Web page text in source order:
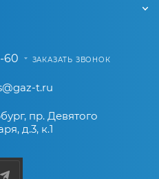
60 ЗАКАЗАТЬ ЗВОНОК
t.ru
, пр. Девятого
д.3, к.1